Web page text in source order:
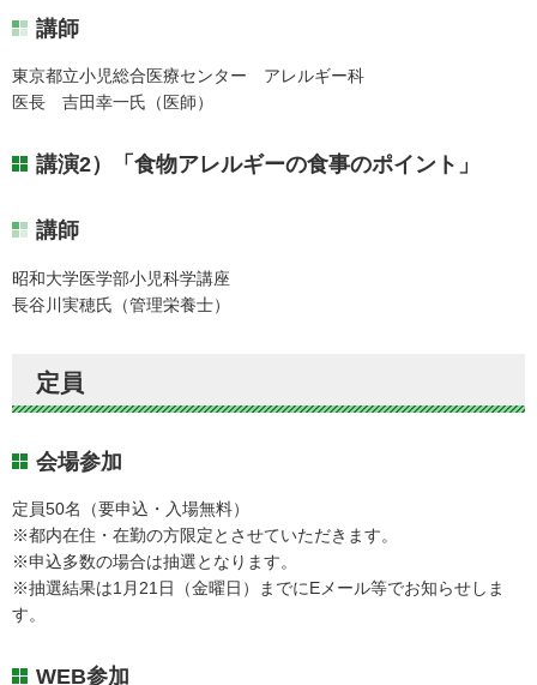
講師
東京都立小児総合医療センター アレルギー科
医長 吉田幸一氏（医師）
講演2）「食物アレルギーの食事のポイント」
講師
昭和大学医学部小児科学講座
長谷川実穂氏（管理栄養士）
定員
会場参加
定員50名（要申込・入場無料）
※都内在住・在勤の方限定とさせていただきます。
※申込多数の場合は抽選となります。
※抽選結果は1月21日（金曜日）までにEメール等でお知らせしま
す。
WEB参加